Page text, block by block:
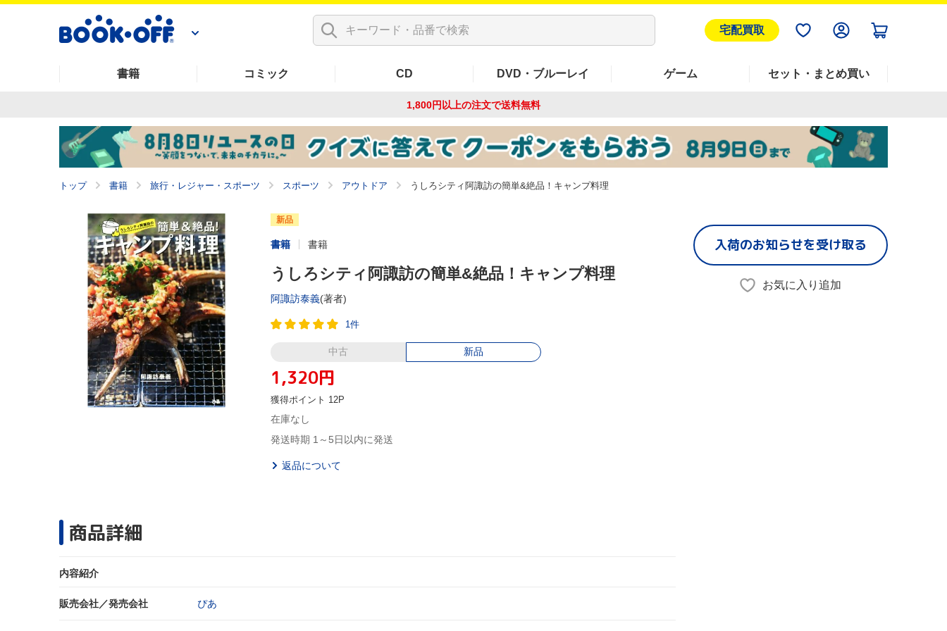
宅配買取
書籍 コミック CD DVD・ブルーレイ ゲーム セット・まとめ買い
1,800円以上の注文で送料無料
トップ 書籍 旅行・レジャー・スポーツ スポーツ アウトドア うしろシティ阿諏訪の簡単&絶品！キャンプ料理
新品
書籍 書籍
うしろシティ阿諏訪の簡単&絶品！キャンプ料理
阿諏訪泰義(著者)
1件
中古 新品
1,320円
獲得ポイント 12P
在庫なし
発送時期 1～5日以内に発送
返品について
商品詳細
内容紹介
販売会社／発売会社 ぴあ
入荷のお知らせを受け取る
お気に入り追加